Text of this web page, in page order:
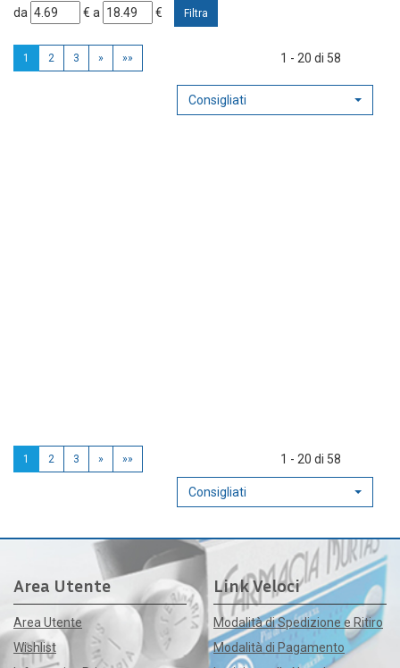
filtra
da € filtra
a €
1 2 3 » »» 1 - 20 di 58
Consigliati
1 2 3 » »» 1 - 20 di 58
Consigliati
Area Utente
Area Utente
Wishlist
Link Veloci
Modalità di Spedizione e Ritiro
Modalità di Pagamento